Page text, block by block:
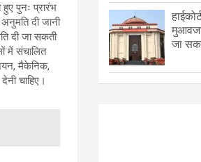
हुए पुनः प्रारंभ
दी जानी
दी जा सकती
में संचालित
मैकेनिक,
चाहिए।
जा